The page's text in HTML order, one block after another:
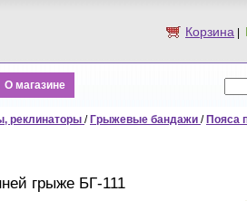
Корзина
О магазине
реклинаторы / Грыжевые бандажи / Пояса
грыже БГ-111